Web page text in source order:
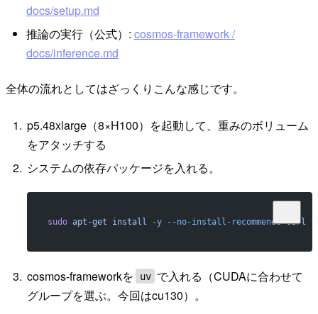
docs/setup.md
推論の実行（公式）: cosmos-framework /
docs/inference.md
全体の流れとしてはざっくりこんな感じです。
p5.48xlarge（8×H100）を起動して、重みのボリューム
をアタッチする
システムの依存パッケージを入れる。
sudo apt-get install -y --no-install-recommends curl
cosmos-frameworkを uv で入れる（CUDAに合わせて
グループを選ぶ。今回はcu130）。